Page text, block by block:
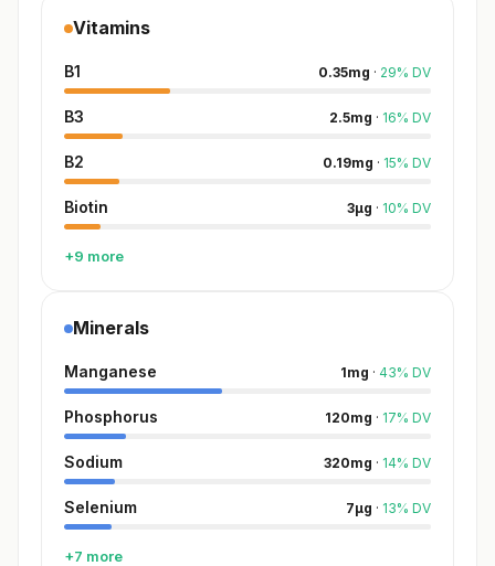
Vitamins
B1 0.35mg · 29% DV
B3 2.5mg · 16% DV
B2 0.19mg · 15% DV
Biotin 3µg · 10% DV
+9 more
Minerals
Manganese 1mg · 43% DV
Phosphorus 120mg · 17% DV
Sodium 320mg · 14% DV
Selenium 7µg · 13% DV
+7 more